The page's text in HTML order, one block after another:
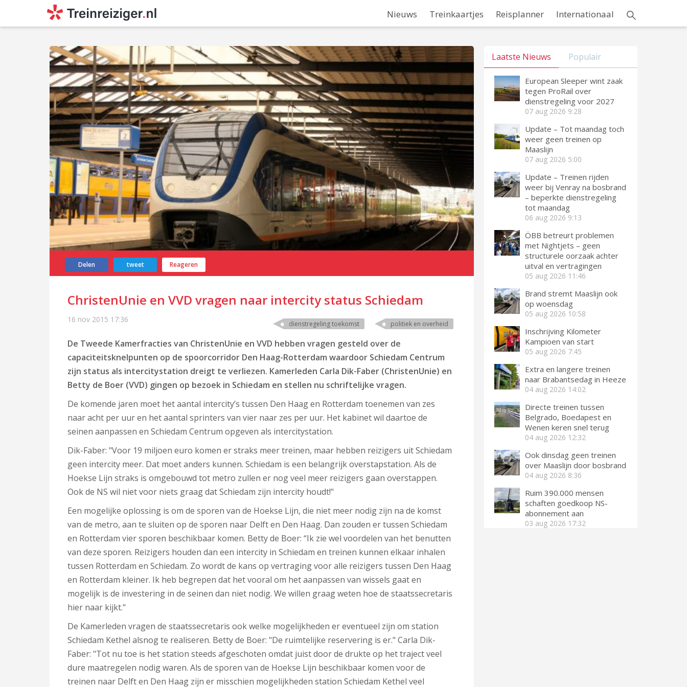
Nieuws Treinkaartjes Reisplanner Internationaal
Delen tweet Reageren
ChristenUnie en VVD vragen naar intercity status Schiedam
16 nov 2015 17:36 dienstregeling toekomst politiek en overheid
De Tweede Kamerfracties van ChristenUnie en VVD hebben vragen gesteld over de
capaciteitsknelpunten op de spoorcorridor Den Haag-Rotterdam waardoor Schiedam Centrum
zijn status als intercitystation dreigt te verliezen. Kamerleden Carla Dik-Faber (ChristenUnie) en
Betty de Boer (VVD) gingen op bezoek in Schiedam en stellen nu schriftelijke vragen.
De komende jaren moet het aantal intercity’s tussen Den Haag en Rotterdam toenemen van zes
naar acht per uur en het aantal sprinters van vier naar zes per uur. Het kabinet wil daartoe de
seinen aanpassen en Schiedam Centrum opgeven als intercitystation.
Dik-Faber: "Voor 19 miljoen euro komen er straks meer treinen, maar hebben reizigers uit Schiedam
geen intercity meer. Dat moet anders kunnen. Schiedam is een belangrijk overstapstation. Als de
Hoekse Lijn straks is omgebouwd tot metro zullen er nog veel meer reizigers gaan overstappen.
Ook de NS wil niet voor niets graag dat Schiedam zijn intercity houdt!"
Een mogelijke oplossing is om de sporen van de Hoekse Lijn, die niet meer nodig zijn na de komst
van de metro, aan te sluiten op de sporen naar Delft en Den Haag. Dan zouden er tussen Schiedam
en Rotterdam vier sporen beschikbaar komen. Betty de Boer: “Ik zie wel voordelen van het benutten
van deze sporen. Reizigers houden dan een intercity in Schiedam en treinen kunnen elkaar inhalen
tussen Rotterdam en Schiedam. Zo wordt de kans op vertraging voor alle reizigers tussen Den Haag
en Rotterdam kleiner. Ik heb begrepen dat het vooral om het aanpassen van wissels gaat en
mogelijk is de investering in de seinen dan niet nodig. We willen graag weten hoe de staatssecretaris
hier naar kijkt."
De Kamerleden vragen de staatssecretaris ook welke mogelijkheden er eventueel zijn om station
Schiedam Kethel alsnog te realiseren. Betty de Boer: "De ruimtelijke reservering is er." Carla Dik-
Faber: "Tot nu toe is het station steeds afgeschoten omdat juist door de drukte op het traject veel
dure maatregelen nodig waren. Als de sporen van de Hoekse Lijn beschikbaar komen voor de
treinen naar Delft en Den Haag zijn er misschien mogelijkheden station Schiedam Kethel veel
Laatste Nieuws Populair
European Sleeper wint zaak
tegen ProRail over
dienstregeling voor 2027
07 aug 2026 9:28
Update – Tot maandag toch
weer geen treinen op
Maaslijn
07 aug 2026 5:00
Update – Treinen rijden
weer bij Venray na bosbrand
– beperkte dienstregeling
tot maandag
06 aug 2026 9:13
ÖBB betreurt problemen
met Nightjets – geen
structurele oorzaak achter
uitval en vertragingen
05 aug 2026 11:46
Brand stremt Maaslijn ook
op woensdag
05 aug 2026 10:58
Inschrijving Kilometer
Kampioen van start
05 aug 2026 7:45
Extra en langere treinen
naar Brabantsedag in Heeze
04 aug 2026 14:02
Directe treinen tussen
Belgrado, Boedapest en
Wenen keren snel terug
04 aug 2026 12:32
Ook dinsdag geen treinen
over Maaslijn door bosbrand
04 aug 2026 8:36
Ruim 390.000 mensen
schaften goedkoop NS-
abonnement aan
03 aug 2026 17:32